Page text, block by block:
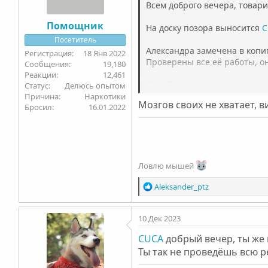
:
Помощник
Посетитель
18 Янв 2022
19,180
12,461
Статус
Делюсь опытом
Причина
Наркотики
Бросил
16.01.2022
Всем доброго вечера,
На доску позора выносится
Александра замечена в
Проверены все её работы,
Онлайн воспитатель,
Причём дальше онаНЕ
то!
Высиживаешь срок, как в
А, между прочим, мама и
Ну что ж. Хотелось бы
Саша, ты на что
А также ребята, давайте
НЕ дают Александре
Мозгов своих не хватает,
Ловлю мышей
Р
е
а
к
и
и
Aleksander_ptz
10 Дек 2023
CUCAдобрый вечер, ты же
Ты так не проведёшь всю